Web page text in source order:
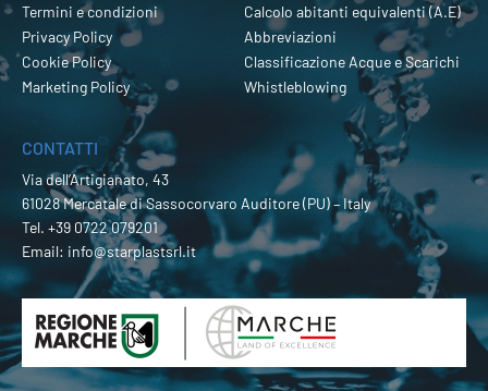
Termini e condizioni
Privacy Policy
Cookie Policy
Marketing Policy
Calcolo abitanti equivalenti (A.E)
Abbreviazioni
Classificazione Acque e Scarichi
Whistleblowing
CONTATTI
Via dell’Artigianato, 43
61028 Mercatale di Sassocorvaro Auditore (PU) – Italy
Tel. +39 0722 079201
Email: info@starplastsrl.it